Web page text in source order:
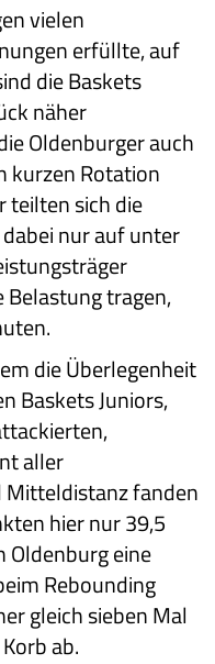
vielen
erfüllte, auf
die Baskets
näher
Oldenburger auch
kurzen Rotation
teilten sich die
nur auf unter
tragen,
die Überlegenheit
Baskets Juniors,
aller
fanden
hier nur 39,5
Oldenburg eine
Rebounding
gleich sieben Mal
ab.